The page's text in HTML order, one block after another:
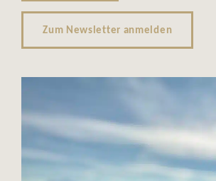
Zum Newsletter anmelden